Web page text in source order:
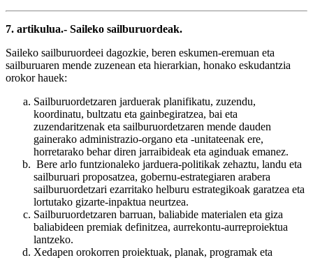
7. artikulua.- Saileko sailburuordeak.
Saileko sailburuordeei dagozkie, beren eskumen-eremuan eta
sailburuaren mende zuzenean eta hierarkian, honako eskudantzia
orokor hauek:
Sailburuordetzaren jarduerak planifikatu, zuzendu,
koordinatu, bultzatu eta gainbegiratzea, bai eta
zuzendaritzenak eta sailburuordetzaren mende dauden
gainerako administrazio-organo eta -unitateenak ere,
horretarako behar diren jarraibideak eta aginduak emanez.
Bere arlo funtzionaleko jarduera-politikak zehaztu, landu eta
sailburuari proposatzea, gobernu-estrategiaren arabera
sailburuordetzari ezarritako helburu estrategikoak garatzea eta
lortutako gizarte-inpaktua neurtzea.
Sailburuordetzaren barruan, baliabide materialen eta giza
baliabideen premiak definitzea, aurrekontu-aurreproiektua
lantzeko.
Xedapen orokorren proiektuak, planak, programak eta